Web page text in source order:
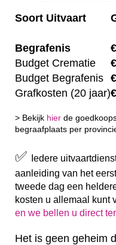
Soort Uitvaart
Begrafenis
Budget Crematie
€
Budget Begrafenis €
Grafkosten (20 jaar)€
> Bekijk hier de
begraafplaats per
✅
Iedere
aanleiding van het
tweede dag een
kosten u allemaal kunt
en we bellen u direct
Het is geen geheim